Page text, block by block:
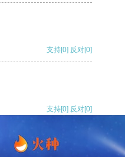
支持[0] 反对[0]
支持[0] 反对[0]